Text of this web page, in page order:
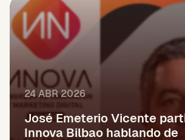
24 ABR 2026
José Emeterio Vicente
Innova Bilbao hablando de